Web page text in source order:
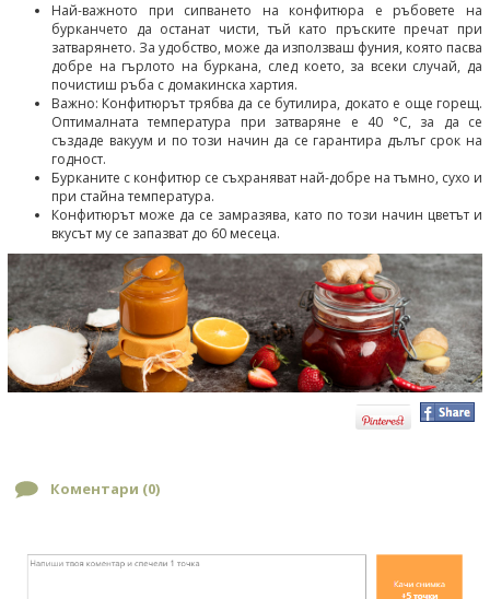
Най-важното при сипването на конфитюра е ръбовете на
бурканчето да останат чисти, тъй като пръските пречат при
затварянето. За удобство, може да използваш фуния, която пасва
добре на гърлото на буркана, след което, за всеки случай, да
почистиш ръба с домакинска хартия.
Важно: Конфитюрът трябва да се бутилира, докато е още горещ.
Оптималната температура при затваряне е 40 °C, за да се
създаде вакуум и по този начин да се гарантира дълъг срок на
годност.
Бурканите с конфитюр се съхраняват най-добре на тъмно, сухо и
при стайна температура.
Конфитюрът може да се замразява, като по този начин цветът и
вкусът му се запазват до 60 месеца.
Коментари (0)